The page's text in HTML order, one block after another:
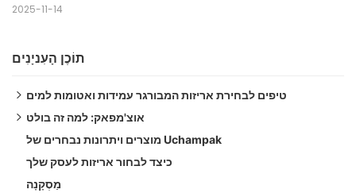
מִזנוֹן
כף שמנונית
מסעדות רוחות רפאים
2025-11-14
תוֹכֶן הָעִניָנִים
טיפים לבחירת אריזות המבורגר עמידות ואטומות למים
גדלים סטנדרטיים לקופסאות המבורגר
צורות ויתרונות פופולריים של קופסה
❖ קרטון לבן / SBS / קרטון
אוצ'מפאק: למה זה בולט
קיבולת יציקה וגמישות מבנית
גיוון חומרי
גימור והדפסה בהתאמה אישית
מוצרים ויתרונות נבחרים של Uchampak
כיצד לבחור אריזות לעסק שלך
מַסְקָנָה